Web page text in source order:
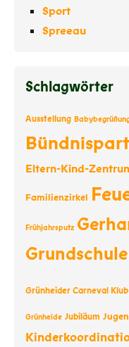
Sport
Spreeau
Schlagwörter
Ausstellung
Eltern-Kind-
Familienzirkel
Frühjahrsputz
Grundschule
Grünheider Carneval Klub
Grünheide Jubiläum